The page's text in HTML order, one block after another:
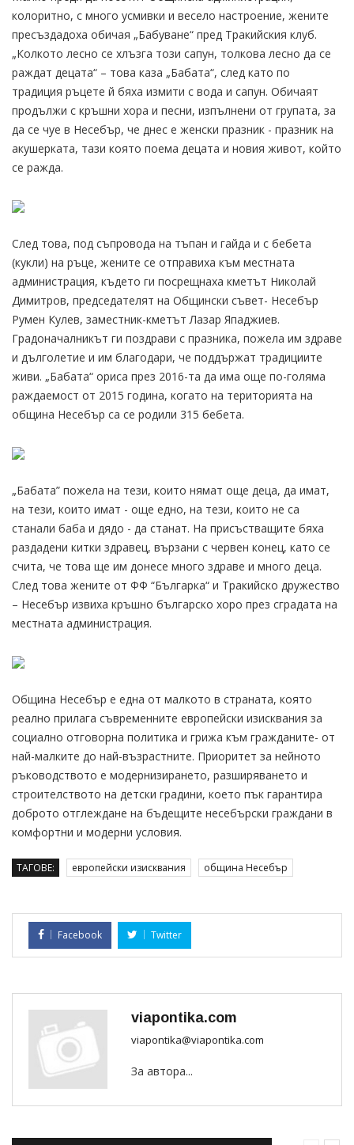
колоритно, с много усмивки и весело настроение, жените
пресъздадоха обичая „Бабуване“ пред Тракийския клуб.
„Колкото лесно се хлъзга този сапун, толкова лесно да се
раждат децата“ – това каза „Бабата“, след като по
традиция ръцете й бяха измити с вода и сапун. Обичаят
продължи с кръшни хора и песни, изпълнени от групата, за
да се чуе в Несебър, че днес е женски празник - празник на
акушерката, тази която поема децата и новия живот, който
се ражда.
След това, под съпровода на тъпан и гайда и с бебета
(кукли) на ръце, жените се отправиха към местната
администрация, където ги посрещнаха кметът Николай
Димитров, председателят на Общински съвет- Несебър
Румен Кулев, заместник-кметът Лазар Япаджиев.
Градоначалникът ги поздрави с празника, пожела им здраве
и дълголетие и им благодари, че поддържат традициите
живи. „Бабата“ ориса през 2016-та да има още по-голяма
раждаемост от 2015 година, когато на територията на
община Несебър са се родили 315 бебета.
„Бабата” пожела на тези, които нямат още деца, да имат,
на тези, които имат - още едно, на тези, които не са
станали баба и дядо - да станат. На присъстващите бяха
раздадени китки здравец, вързани с червен конец, като се
счита, че това ще им донесе много здраве и много деца.
След това жените от ФФ “Българка“ и Тракийско дружество
– Несебър извиха кръшно българско хоро през сградата на
местната администрация.
Община Несебър е една от малкото в страната, която
реално прилага съвременните европейски изисквания за
социално отговорна политика и грижа към гражданите- от
най-малките до най-възрастните. Приоритет за нейното
ръководството е модернизирането, разширяването и
строителството на детски градини, което пък гарантира
доброто отглеждане на бъдещите несебърски граждани в
комфортни и модерни условия.
ТАГОВЕ: европейски изисквания община Несебър
Facebook Twitter
viapontika.com
viapontika@viapontika.com
За автора...